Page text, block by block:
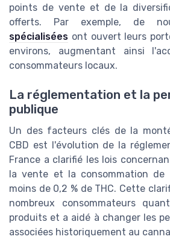
points de vente et de la
offerts. Par exemple, de
spécialisées ont ouvert leurs
environs, augmentant ainsi
consommateurs locaux.
La réglementation et la
publique
Un des facteurs clés de la
CBD est l'évolution de la
France a clarifié les lois
la vente et la consommation de
moins de 0,2 % de THC. Cette
nombreux consommateurs
produits et a aidé à changer les
associées historiquement au